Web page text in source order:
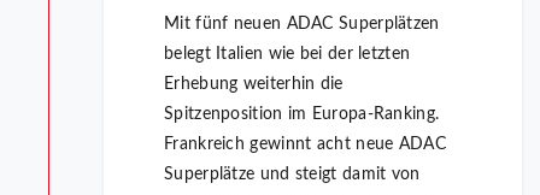
Mit fünf neuen ADAC Superplätzen
belegt Italien wie bei der letzten
Erhebung weiterhin die
Spitzenposition im Europa-Ranking.
Frankreich gewinnt acht neue ADAC
Superplätze und steigt damit von